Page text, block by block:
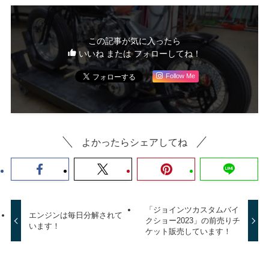
この記事が気に入ったら
いいね または フォローしてね！
Follow Me
よかったらシェアしてね
エンジンは毎日分解されて
います！
「ジョインツカスタムバイ
クショー2023」の前売りチ
ケット販売しています！